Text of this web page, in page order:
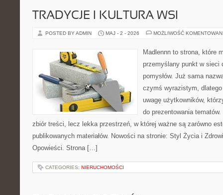
TRADYCJE I KULTURA WSI
POSTED BY ADMIN MAJ - 2 - 2026 MOŻLIWOŚĆ
Madlennn to strona, które
przemyślany punkt w sieci
pomysłów. Już sama
czymś wyrazistym,
uwagę użytkowników,
do prezentowania
zbiór treści, lecz lekka przestrzeń, w której ważne są zarówno
publikowanych materiałów. Nowości na stronie: Styl Życia i
Opowieści. Strona […]
CATEGORIES: NIERUCHOMOŚCI